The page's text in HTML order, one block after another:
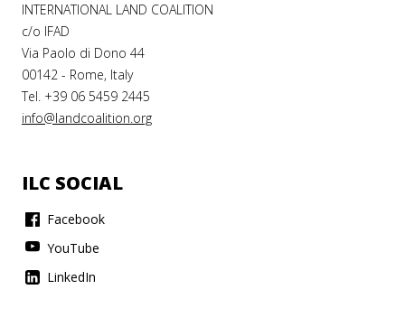
INTERNATIONAL LAND COALITION
c/o IFAD
Via Paolo di Dono 44
00142 - Rome, Italy
Tel. +39 06 5459 2445
info@landcoalition.org
ILC SOCIAL
Facebook
YouTube
LinkedIn